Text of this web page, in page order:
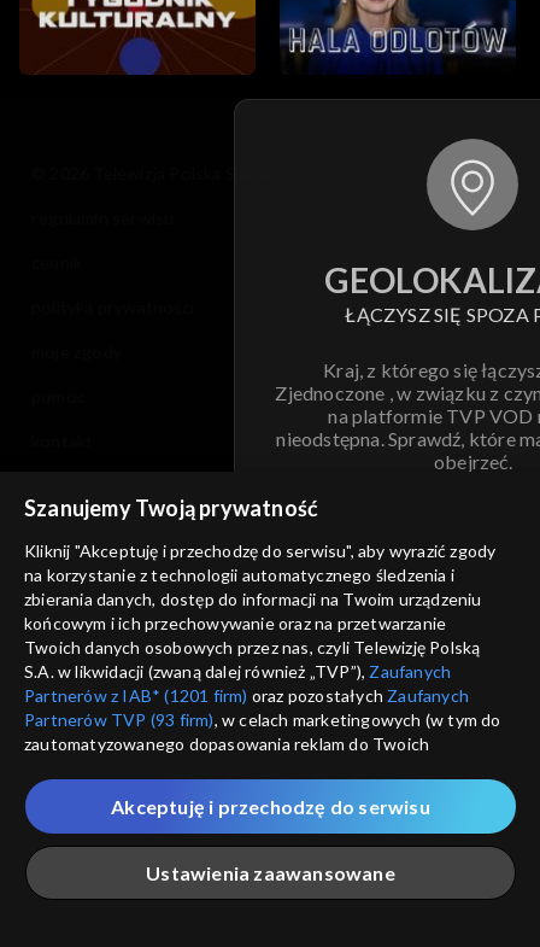
ŁĄCZYSZ SIĘ SPOZA
Kraj, z którego się
Zjednoczone , w związku z
na platformie TVP VOD
nieodstępna. Sprawdź, które
obejrzeć.
ANULUJ
informacje o dostawcy usług
Szanujemy Twoją prywatność
Kliknij "Akceptuję i przechodzę do serwisu", aby wyrazić zgody
na korzystanie z technologii automatycznego śledzenia i
zbierania danych, dostęp do informacji na Twoim urządzeniu
końcowym i ich przechowywanie oraz na przetwarzanie
Twoich danych osobowych przez nas, czyli Telewizję Polską
S.A. w likwidacji (zwaną dalej również „TVP”), Zaufanych
Partnerów z IAB* (1201 firm) oraz pozostałych Zaufanych
Partnerów TVP (93 firm), w celach marketingowych (w tym do
zautomatyzowanego dopasowania reklam do Twoich
które wskazujemy poniżej, a także zgody na udostępnianie
przez nas identyfikatora PPID do Google.
Twoje dane osobowe zbierane podczas odwiedzania przez
Ciebie naszych
poszczególnych serwisówzwanych dalej
„Portalem”, w tym informacje zapisywane za pomocą
Ustawienia zaawansowane
Akceptuję i przechodzę do serwisu